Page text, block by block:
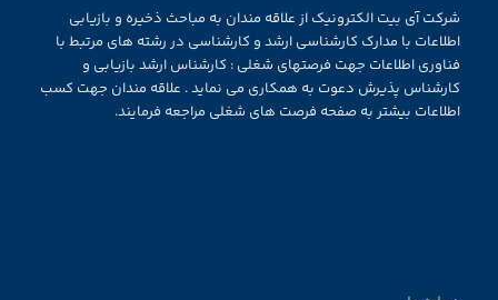
شرکت آی بیت الکترونیک از علاقه مندان به مباحث ذخیره و بازیابی
اطلاعات با مدارک کارشناسی ارشد و کارشناسی در رشته های مرتبط با
فناوری اطلاعات جهت فرصتهای شغلی : کارشناس ارشد بازیابی و
کارشناس پذیرش دعوت به همکاری می نماید . علاقه مندان جهت کسب
اطلاعات بیشتر به صفحه فرصت های شغلی مراجعه فرمایند.